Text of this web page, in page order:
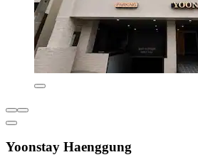
Yoonstay Haenggung